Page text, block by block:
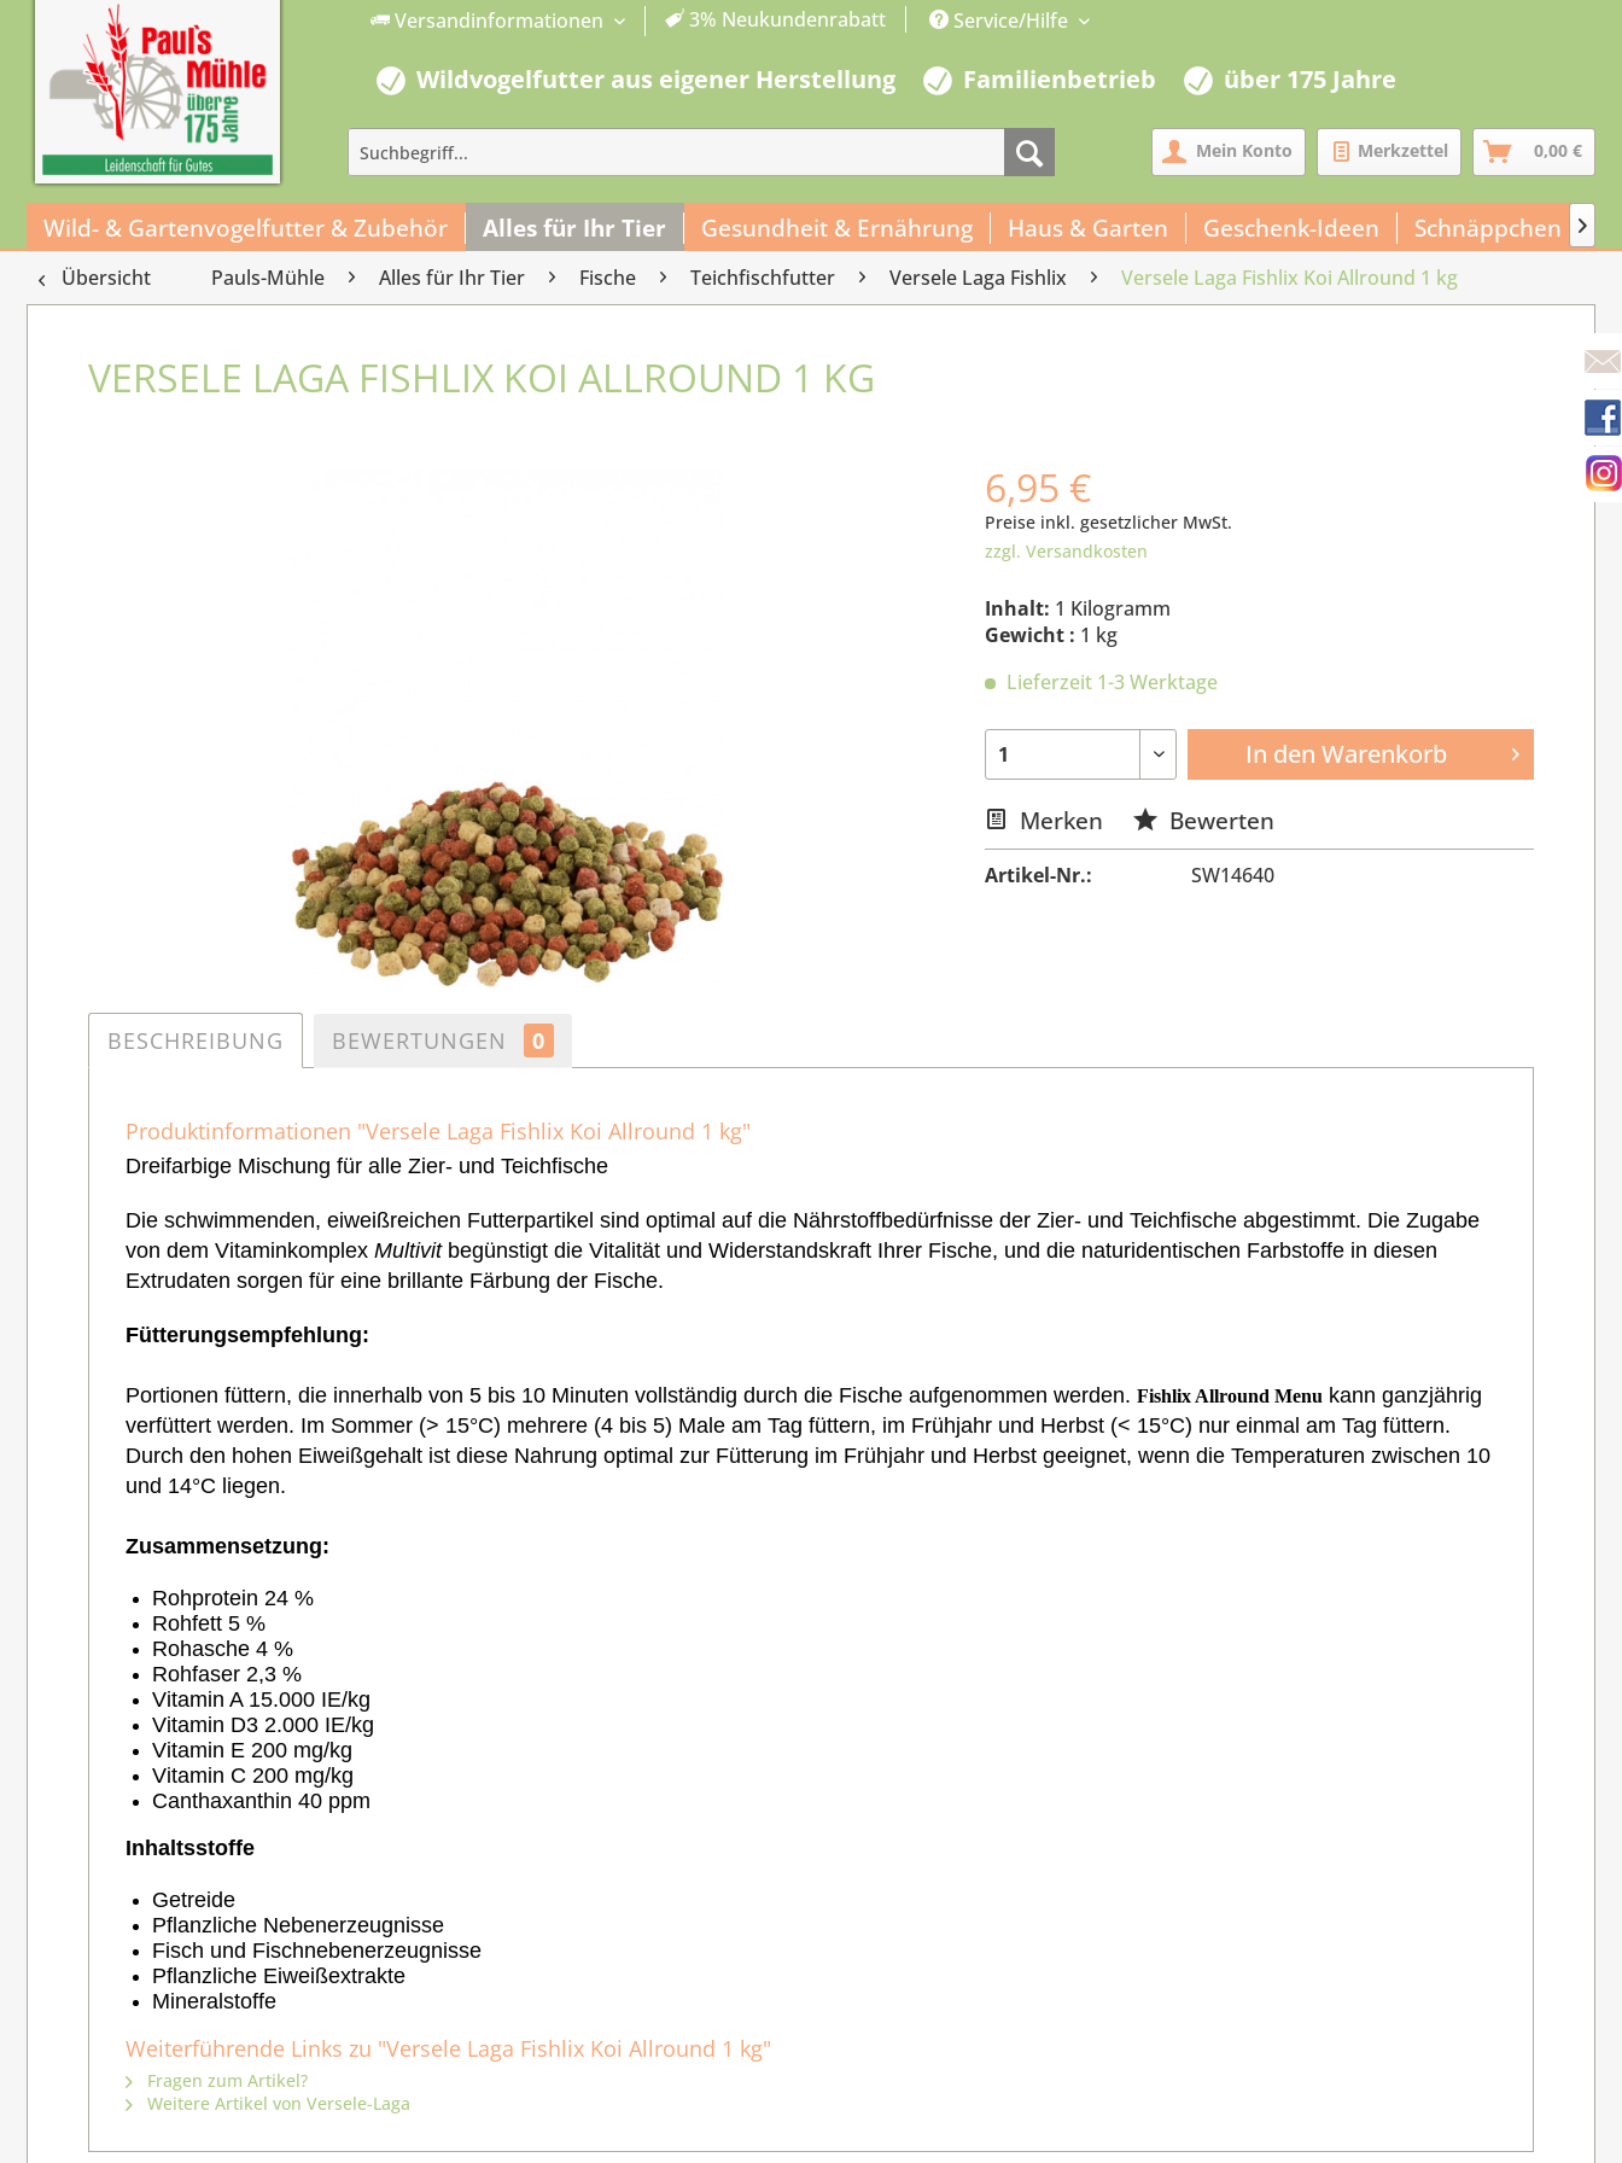
Versandinformationen 3% Neukundenrabatt Service/Hilfe
Wildvogelfutter aus eigener Herstellung Familienbetrieb über 175 Jahre
Mein Konto Merkzettel 0,00 €
Wild- & Gartenvogelfutter & Zubehör Alles für Ihr Tier Gesundheit & Ernährung Haus & Garten Geschenk-Ideen Schnäppchen 
Übersicht Pauls-Mühle Alles für Ihr Tier Fische Teichfischfutter Versele Laga Fishlix Versele Laga Fishlix Koi Allround 1 kg
VERSELE LAGA FISHLIX KOI ALLROUND 1 KG
6,95 €
Preise inkl. gesetzlicher MwSt.
zzgl. Versandkosten
Inhalt: 1 Kilogramm
Gewicht : 1 kg
Lieferzeit 1-3 Werktage
In den Warenkorb
Merken Bewerten
Artikel-Nr.: SW14640
BESCHREIBUNG BEWERTUNGEN 0
Produktinformationen "Versele Laga Fishlix Koi Allround 1 kg"
Dreifarbige Mischung für alle Zier- und Teichfische
Die schwimmenden, eiweißreichen Futterpartikel sind optimal auf die Nährstoffbedürfnisse der Zier- und Teichfische abgestimmt. Die Zugabe
von dem Vitaminkomplex Multivitbegünstigt die Vitalität und Widerstandskraft Ihrer Fische, und die naturidentischen Farbstoffe in diesen
Extrudaten sorgen für eine brillante Färbung der Fische.
Fütterungsempfehlung:
Portionen füttern, die innerhalb von 5 bis 10 Minuten vollständig durch die Fische aufgenommen werden. Fishlix Allround Menu kann ganzjährig
verfüttert werden. Im Sommer (> 15°C) mehrere (4 bis 5) Male am Tag füttern, im Frühjahr und Herbst (< 15°C) nur einmal am Tag füttern.
Durch den hohen Eiweißgehalt ist diese Nahrung optimal zur Fütterung im Frühjahr und Herbst geeignet, wenn die Temperaturen zwischen 10
und 14°C liegen.
Zusammensetzung:
Rohprotein 24 %
Rohfett 5 %
Rohasche 4 %
Rohfaser 2,3 %
Vitamin A 15.000 IE/kg
Vitamin D3 2.000 IE/kg
Vitamin E 200 mg/kg
Vitamin C 200 mg/kg
Canthaxanthin 40 ppm
Inhaltsstoffe
Getreide
Pflanzliche Nebenerzeugnisse
Fisch und Fischnebenerzeugnisse
Pflanzliche Eiweißextrakte
Mineralstoffe
Weiterführende Links zu "Versele Laga Fishlix Koi Allround 1 kg"
Fragen zum Artikel?
Weitere Artikel von Versele-Laga